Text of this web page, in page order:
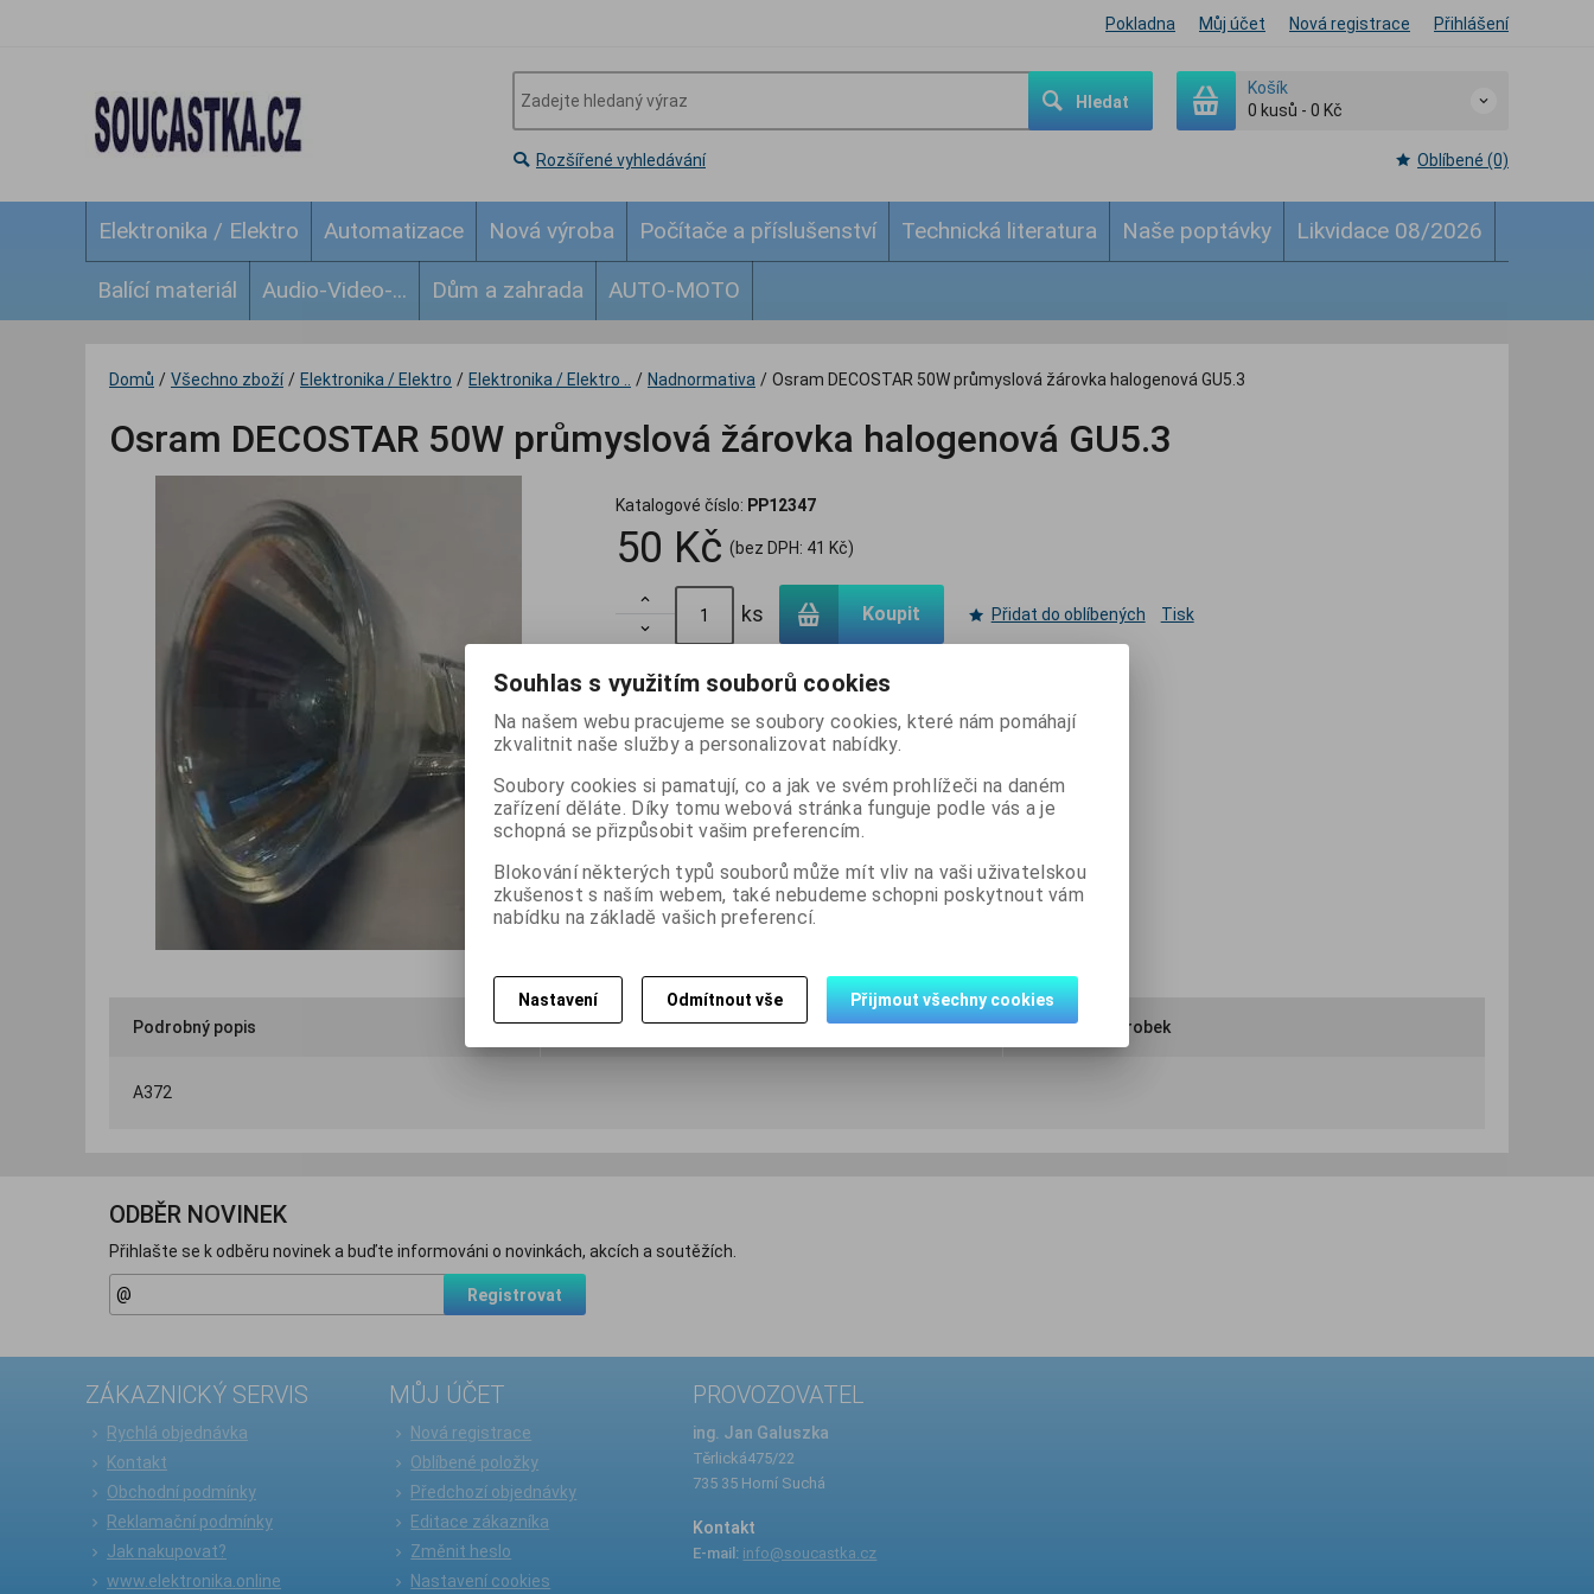
Pokladna Můj účet Nová registrace Přihlášení
Hledat
Košík
0 kusů - 0 Kč
Rozšířené vyhledávání Oblíbené (0)
Elektronika / Elektro Automatizace Nová výroba Počítače a příslušenství Technická literatura Naše poptávky Likvidace 08/2026
Balící materiál Audio-Video-... Dům a zahrada AUTO-MOTO
Domů / Všechno zboží / Elektronika / Elektro / Elektronika / Elektro .. / Nadnormativa / Osram DECOSTAR 50W průmyslová žárovka halogenová GU5.3
Osram DECOSTAR 50W průmyslová žárovka halogenová GU5.3
Katalogové číslo: PP12347
50 Kč (bez DPH: 41 Kč)


ks Koupit Přidat do oblíbených Tisk
Skladem:
Podrobný popis Dotaz na výrobek Doporučit výrobek
A372
ODBĚR NOVINEK
Přihlašte se k odběru novinek a buďte informováni o novinkách, akcích a soutěžích.
Registrovat
ZÁKAZNICKÝ SERVIS
Rychlá objednávka
Kontakt
Obchodní podmínky
Reklamační podmínky
Jak nakupovat?
www.elektronika.online
MŮJ ÚČET
Nová registrace
Oblíbené položky
Předchozí objednávky
Editace zákazníka
Změnit heslo
Nastavení cookies
PROVOZOVATEL
ing. Jan Galuszka
Těrlická475/22
735 35 Horní Suchá
Kontakt
E-mail: info@soucastka.cz
Souhlas s využitím souborů cookies
Na našem webu pracujeme se soubory cookies, které nám pomáhají
zkvalitnit naše služby a personalizovat nabídky.
Soubory cookies si pamatují, co a jak ve svém prohlížeči na daném
zařízení děláte. Díky tomu webová stránka funguje podle vás a je
schopná se přizpůsobit vašim preferencím.
Blokování některých typů souborů může mít vliv na vaši uživatelskou
zkušenost s naším webem, také nebudeme schopni poskytnout vám
nabídku na základě vašich preferencí.
Nastavení Odmítnout vše Přijmout všechny cookies